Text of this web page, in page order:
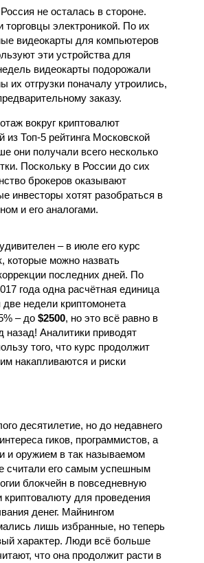
не осталась в стороне.
электроникой. По их
видеокарты для компьютеров
эти устройства для
видеокарты подорожали
их отгрузки поначалу утроились,
заказу.
вокруг криптовалют
Топ-5 рейтинга Московской
они получали всего несколько
Поскольку в России до сих
брокеров оказывают
инвесторы хотят разобраться в
и его аналогами.
– в июле его курс
которые можно назвать
последних дней. По
года одна расчётная единица
недели криптомонета
– до $2500, но это всё равно в
Аналитики приводят
того, что курс продолжит
накапливаются и риски
десятилетие, но до недавнего
гиков, программистов, а
и оружием в так называемом
считали его самым успешным
блокчейн в повседневную
для проведения
денег. Майнингом
лишь избранные, но теперь
характер. Люди всё больше
что она продолжит расти в